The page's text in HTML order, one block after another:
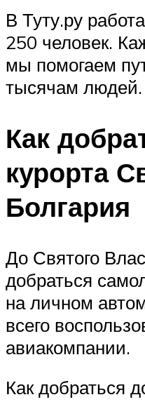
В Туту.ру
250 человек.
мы помогаем
тысячам людей.
Как
курорта
Болгария
До Святого
добраться
на личном
всего
авиакомпании.
Как добраться